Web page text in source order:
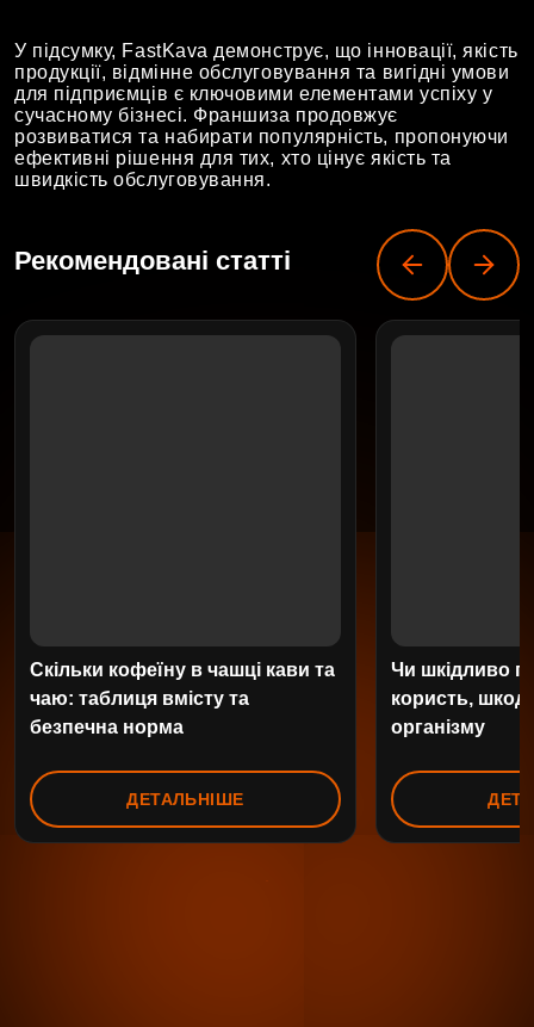
У підсумку, FastKava демонструє, що інновації, якість
продукції, відмінне обслуговування та вигідні умови
для підприємців є ключовими елементами успіху у
сучасному бізнесі. Франшиза продовжує
розвиватися та набирати популярність, пропонуючи
ефективні рішення для тих, хто цінує якість та
швидкість обслуговування.
Рекомендовані статті
Скільки кофеїну в чашці кави та
чаю: таблиця вмісту та
безпечна норма
ДЕТАЛЬНІШЕ
Чи шкідливо
користь,
організму